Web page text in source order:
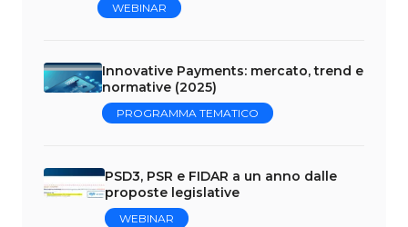
WEBINAR
Innovative Payments: mercato, trend e
normative (2025)
PROGRAMMA TEMATICO
PSD3, PSR e FIDAR a un anno dalle
proposte legislative
WEBINAR